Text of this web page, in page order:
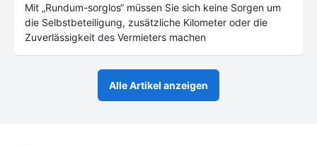
Mit „Rundum-sorglos“ müssen Sie sich keine Sorgen um
die Selbstbeteiligung, zusätzliche Kilometer oder die
Zuverlässigkeit des Vermieters machen
Alle Artikel anzeigen